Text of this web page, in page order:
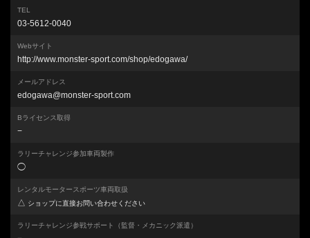
TEL
03-5612-0040
Webサイト
http://www.monster-sport.com/shop/edogawa/
メールアドレス
edogawa@monster-sport.com
Bライセンス取得
−
ラリーチャレンジ参加車両製作
◯
レンタルモータースポーツ車両取扱
△ ショップに直接お問い合わせください
ラリーチャレンジ参戦サポート （監督・メカニック派遣）